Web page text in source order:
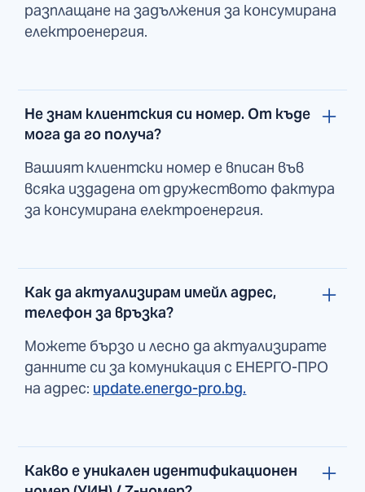
разплащане на задължения за консумирана
електроенергия.
Не знам клиентския си номер. От къде
мога да го получа?
Вашият клиентски номер е вписан във
всяка издадена от дружеството фактура
за консумирана електроенергия.
Как да актуализирам имейл адрес,
телефон за връзка?
Можете бързо и лесно да актуализирате
данните си за комуникация с ЕНЕРГО-ПРО
на адрес: update.energo-pro.bg.
Какво е уникален идентификационен